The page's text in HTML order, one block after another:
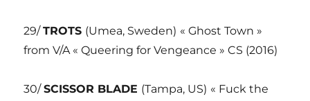
29/TROTS (Umea, Sweden) « Ghost Town »
from V/A « Queering for Vengeance » CS (2016)
30/SCISSOR BLADE (Tampa, US) « Fuck the